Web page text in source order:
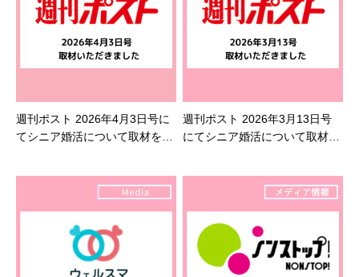
週刊ポスト 2026年4月3日号に
てシニア婚活について取材を受
週刊ポスト 2026年3月13日号
にてシニア婚活について取材を